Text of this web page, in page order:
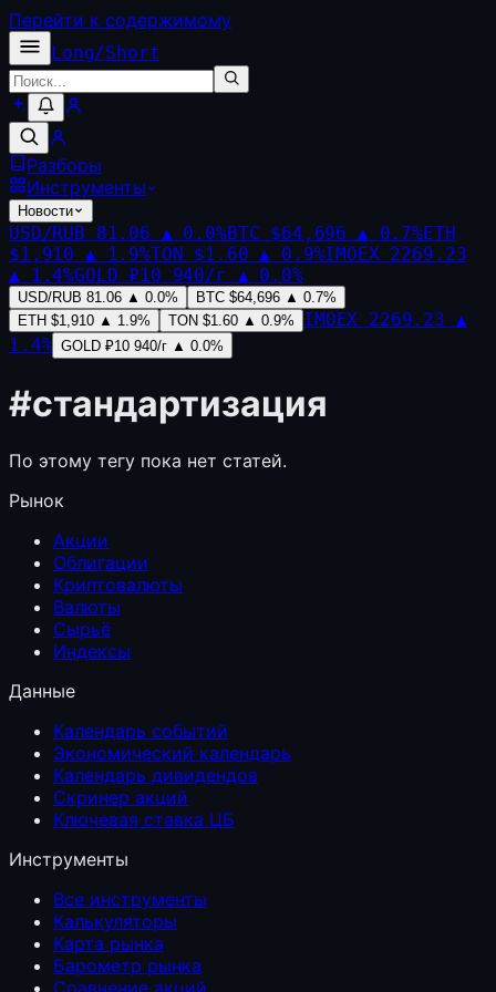
Перейти к содержимому
Long/Short
Разборы
Инструменты
Новости
USD/RUB 81.06 ▲ 0.0%BTC $64,696 ▲ 0.7%ETH
$1,910 ▲ 1.9%TON $1.60 ▲ 0.9%IMOEX 2269.23
▲
1.4%GOLD ₽10 940/г ▲ 0.0%
USD/RUB 81.06 ▲ 0.0% BTC $64,696 ▲ 0.7%
ETH $1,910 ▲ 1.9% TON $1.60 ▲ 0.9% IMOEX 2269.23 ▲
1.4% GOLD ₽10 940/г ▲ 0.0%
#стандартизация
По этому тегу пока нет статей.
Рынок
Акции
Облигации
Криптовалюты
Валюты
Сырьё
Индексы
Данные
Календарь событий
Экономический календарь
Календарь дивидендов
Скринер акций
Ключевая ставка ЦБ
Инструменты
Все инструменты
Калькуляторы
Карта рынка
Барометр рынка
Сравнение акций